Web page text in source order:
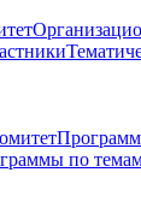
по